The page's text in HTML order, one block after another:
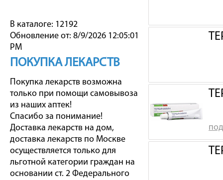
В каталоге: 12192
Обновление от: 8/9/2026 12:05:01
PM
ПОКУПКА ЛЕКАРСТВ
Покупка лекарств возможна
только при помощи самовывоза
из наших аптек!
Спасибо за понимание!
Доставка лекарств на дом,
доставка лекарств по Москве
осуществляется только для
льготной категории граждан на
основании ст. 2 Федерального